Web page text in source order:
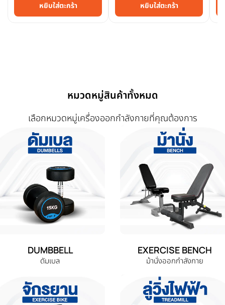
หยิบใส่ตะกร้า หยิบใส่ตะกร้า
หมวดหมู่สินค้าทั้งหมด
เลือกหมวดหมู่เครื่องออกกำลังกายที่คุณต้องการ
DUMBBELL
ดัมเบล
EXERCISE BENCH
ม้านั่งออกกำลังกาย